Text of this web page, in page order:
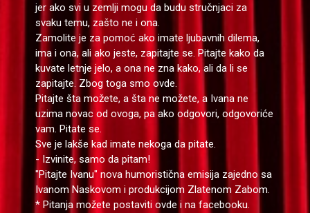
jer ako svi u zemlji mogu da budu stručnjaci za
svaku temu, zašto ne i ona.
Zamolite je za pomoć ako imate ljubavnih dilema,
ima i ona, ali ako jeste, zapitajte se. Pitajte kako da
kuvate letnje jelo, a ona ne zna kako, ali da li se
zapitajte. Zbog toga smo ovde.
Pitajte šta možete, a šta ne možete, a Ivana ne
uzima novac od ovoga, pa ako odgovori, odgovoriće
vam. Pitate se.
Sve je lakše kad imate nekoga da pitate.
- Izvinite, samo da pitam!
"Pitajte Ivanu" nova humoristična emisija zajedno sa
Ivanom Naskovom i produkcijom Zlatenom Zabom.
* Pitanja možete postaviti ovde i na facebooku.